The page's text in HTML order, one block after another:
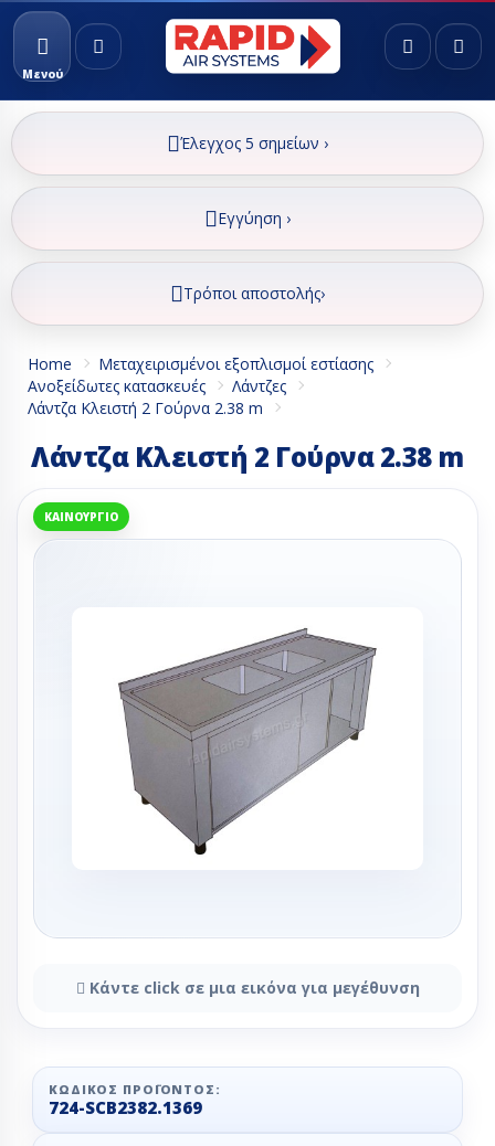
Μενού
Έλεγχος 5 σημείων ›
Εγγύηση ›
Τρόποι αποστολής›
Home
Μεταχειρισμένοι εξοπλισμοί εστίασης
Ανοξείδωτες κατασκευές
Λάντζες
Λάντζα Κλειστή 2 Γούρνα 2.38 m
Λάντζα Κλειστή 2 Γούρνα 2.38 m
ΚΑΙΝΟΎΡΓΙΟ
Κάντε click σε μια εικόνα για μεγέθυνση
ΚΩΔΙΚΌΣ ΠΡΟΪΌΝΤΟΣ:
724-SCB2382.1369